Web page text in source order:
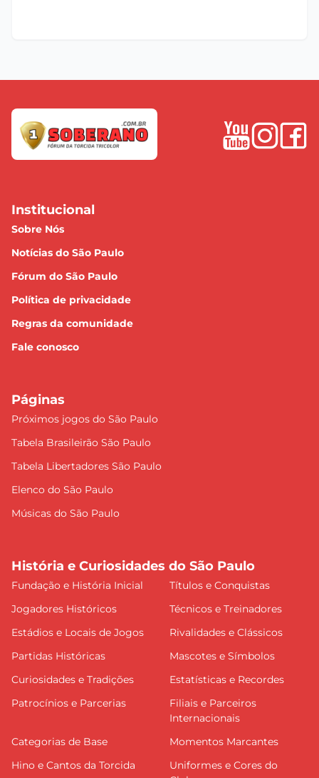
Institucional
Sobre Nós
Notícias do São Paulo
Fórum do São Paulo
Política de privacidade
Regras da comunidade
Fale conosco
Páginas
Próximos jogos do São Paulo
Tabela Brasileirão São Paulo
Tabela Libertadores São Paulo
Elenco do São Paulo
Músicas do São Paulo
História e Curiosidades do São Paulo
Fundação e História Inicial
Títulos e Conquistas
Jogadores Históricos
Técnicos e Treinadores
Estádios e Locais de Jogos
Rivalidades e Clássicos
Partidas Históricas
Mascotes e Símbolos
Curiosidades e Tradições
Estatísticas e Recordes
Patrocínios e Parcerias
Filiais e Parceiros
Internacionais
Categorias de Base
Momentos Marcantes
Hino e Cantos da Torcida
Uniformes e Cores do